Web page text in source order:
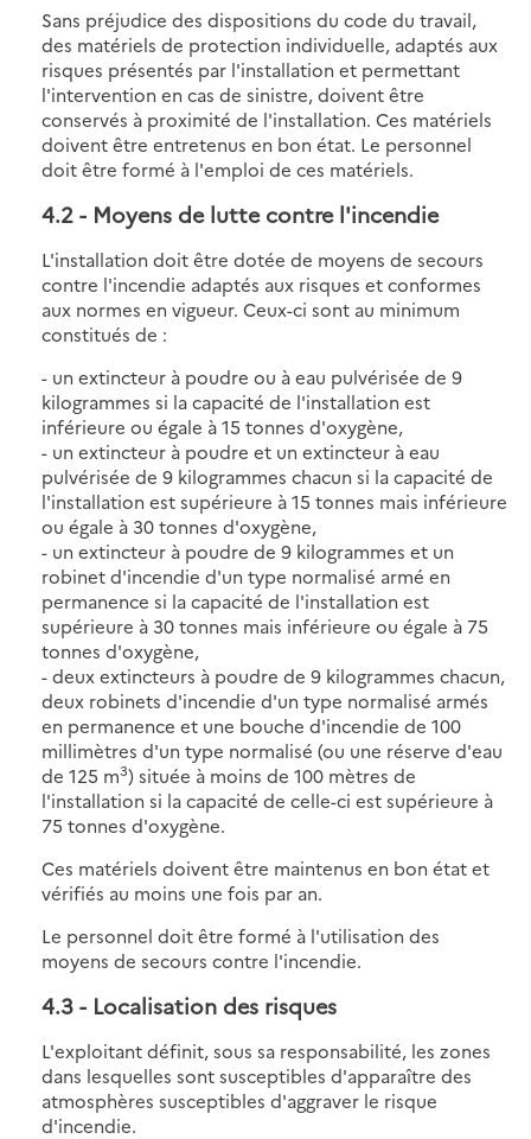
Sans préjudice des dispositions du code du travail,
des matériels de protection individuelle, adaptés aux
risques présentés par l'installation et permettant
l'intervention en cas de sinistre, doivent être
conservés à proximité de l'installation. Ces matériels
doivent être entretenus en bon état. Le personnel
doit être formé à l'emploi de ces matériels.
4.2 - Moyens de lutte contre l'incendie
L'installation doit être dotée de moyens de secours
contre l'incendie adaptés aux risques et conformes
aux normes en vigueur. Ceux-ci sont au minimum
constitués de :
- un extincteur à poudre ou à eau pulvérisée de 9
kilogrammes si la capacité de l'installation est
inférieure ou égale à 15 tonnes d'oxygène,
- un extincteur à poudre et un extincteur à eau
pulvérisée de 9 kilogrammes chacun si la capacité de
l'installation est supérieure à 15 tonnes mais inférieure
ou égale à 30 tonnes d'oxygène,
- un extincteur à poudre de 9 kilogrammes et un
robinet d'incendie d'un type normalisé armé en
permanence si la capacité de l'installation est
supérieure à 30 tonnes mais inférieure ou égale à 75
tonnes d'oxygène,
- deux extincteurs à poudre de 9 kilogrammes chacun,
deux robinets d'incendie d'un type normalisé armés
en permanence et une bouche d'incendie de 100
millimètres d'un type normalisé (ou une réserve d'eau
de 125 m3) située à moins de 100 mètres de
l'installation si la capacité de celle-ci est supérieure à
75 tonnes d'oxygène.
Ces matériels doivent être maintenus en bon état et
vérifiés au moins une fois par an.
Le personnel doit être formé à l'utilisation des
moyens de secours contre l'incendie.
4.3 - Localisation des risques
L'exploitant définit, sous sa responsabilité, les zones
dans lesquelles sont susceptibles d'apparaître des
atmosphères susceptibles d'aggraver le risque
d'incendie.